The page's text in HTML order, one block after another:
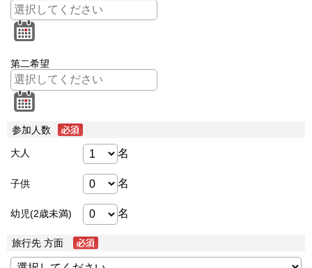
第二希望
参加人数
大人 名
子供 名
幼児(2歳未満) 名
旅行先 方面